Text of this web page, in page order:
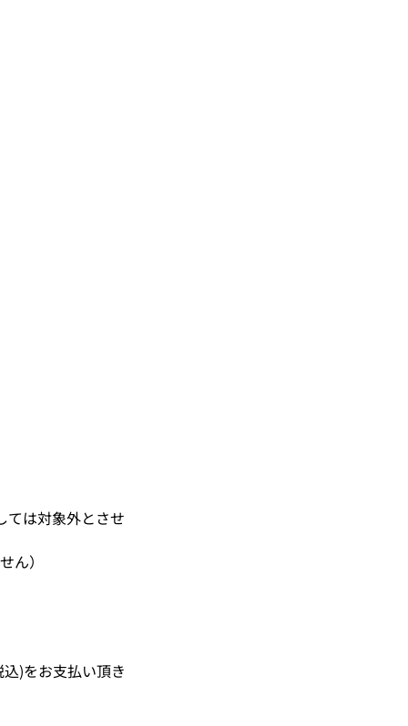
は対象外とさせ
ん）
)をお支払い頂き